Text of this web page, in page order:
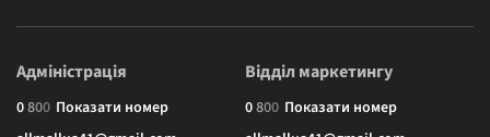
Адміністрація
0800 Показати номер
Відділ маркетингу
0800 Показати номер